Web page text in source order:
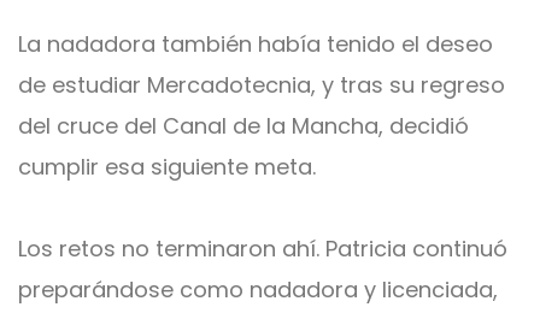
La nadadora también había tenido el deseo
de estudiar Mercadotecnia, y tras su regreso
del cruce del Canal de la Mancha, decidió
cumplir esa siguiente meta.
Los retos no terminaron ahí. Patricia continuó
preparándose como nadadora y licenciada,